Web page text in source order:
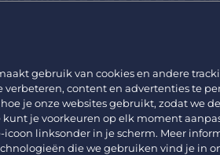
Werving & Selectie
Executive Search
Developer & API Documentatie
sales te laten
en commercieel
zit vol
in staat stellen slimmer,
gebruik van cookies en andere
verbeteren, content en advertenties te
je onze websites gebruikt, zodat we
kunt je voorkeuren op elk moment
icoon linksonder in je scherm. Meer
die we gebruiken vind je in